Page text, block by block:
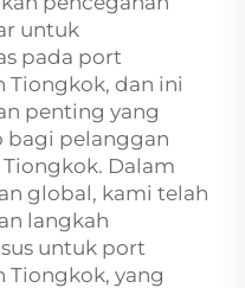
untuk
pada port
Tiongkok, dan ini
penting yang
bagi pelanggan
Dalam
global, kami telah
langkah
untuk port
Tiongkok, yang